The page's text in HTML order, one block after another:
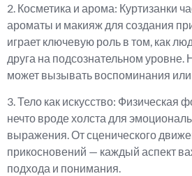
2. Косметика и арома: Куртизанки
ароматы и макияж для создания
играет ключевую роль в том, как
друга на подсознательном
может вызывать воспоминания или
3. Тело как искусство: Физическая
нечто вроде холста для
выражения. От сценического
прикосновений — каждый аспект
подхода и понимания.